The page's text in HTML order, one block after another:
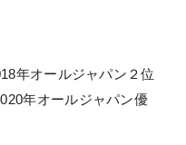
年オールジャパン２位
年オールジャパン優